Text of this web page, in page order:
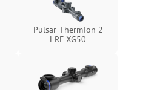
Подробнее →
Pulsar Thermion 2
LRF XG50